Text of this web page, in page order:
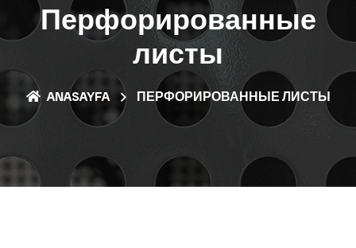
Перфорированные
листы
ANASAYFA ПЕРФОРИРОВАННЫЕ ЛИСТЫ